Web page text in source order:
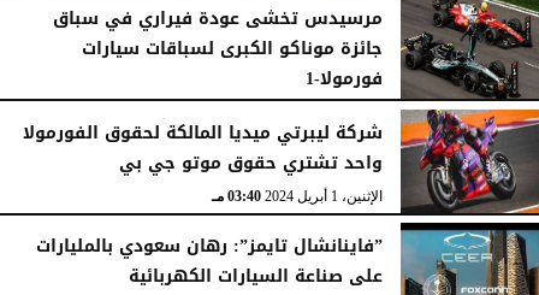
السبت، 1 أغسطس 2026 03:02 مـ
مرسيدس تخشى عودة فيراري في سباق
جائزة موناكو الكبرى لسباقات سيارات
فورمولا-1
السبت، 6 يونيو 2026 05:22 مـ
شركة ليبرتي ميديا المالكة لحقوق الفورمولا
واحد تشتري حقوق موتو جي بي
الإثنين، 1 أبريل 2024 03:40 مـ
”فاينانشال تايمز”: رهان سعودي بالمليارات
على صناعة السيارات الكهربائية